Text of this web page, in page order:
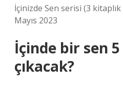
İçinizde Sen serisi (3
Mayıs 2023
İçinde bir sen
çıkacak?